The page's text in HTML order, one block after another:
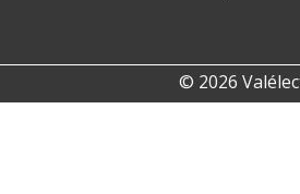
© 2026